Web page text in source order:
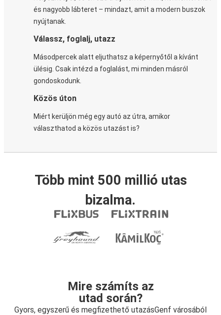
és nagyobb lábteret – mindazt, amit a modern buszok
nyújtanak.
Válassz, foglalj, utazz
Másodpercek alatt eljuthatsz a képernyőtől a kívánt
ülésig. Csak intézd a foglalást, mi minden másról
gondoskodunk.
Közös úton
Miért kerüljön még egy autó az útra, amikor
választhatod a közös utazást is?
Több mint 500 millió utas
bizalma.
Mire számíts az
utad során?
Gyors, egyszerű és megfizethető utazásGenf városából